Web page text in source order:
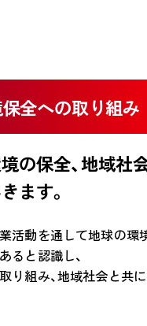
全への取り組み
の保全、地域社
ます。
活動を通して地球の環
ると認識し、
り組み、地域社会と共